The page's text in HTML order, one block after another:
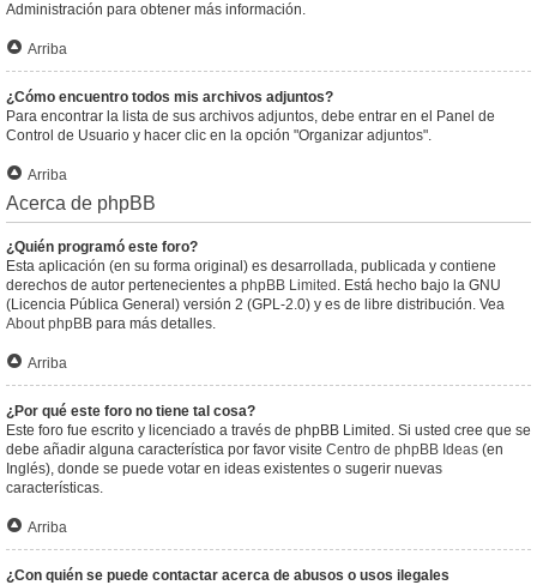
Administración para obtener más información.
Arriba
¿Cómo encuentro todos mis archivos adjuntos?
Para encontrar la lista de sus archivos adjuntos, debe entrar en el Panel de
Control de Usuario y hacer clic en la opción "Organizar adjuntos".
Arriba
Acerca de phpBB
¿Quién programó este foro?
Esta aplicación (en su forma original) es desarrollada, publicada y contiene
derechos de autor pertenecientes a phpBB Limited . Está hecho bajo la GNU
(Licencia Pública General) versión 2 (GPL-2.0) y es de libre distribución. Vea
About phpBB para más detalles.
Arriba
¿Por qué este foro no tiene tal cosa?
Este foro fue escrito y licenciado a través de phpBB Limited. Si usted cree que se
debe añadir alguna característica por favor visite Centro de phpBB Ideas (en
Inglés), donde se puede votar en ideas existentes o sugerir nuevas
características.
Arriba
¿Con quién se puede contactar acerca de abusos o usos ilegales